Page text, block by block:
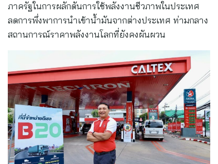
ภาครัฐในการผลักดันการใช้พลังงานชีวภาพในประเทศ
ลดการพึ่งพาการนำเข้าน้ำมันจากต่างประเทศ ท่ามกลาง
สถานการณ์ราคาพลังงานโลกที่ยังคงผันผวน